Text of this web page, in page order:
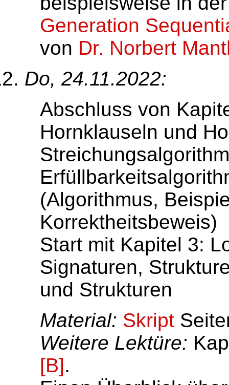
Generation
von Dr. Norbert
Do, 24.11.2022:
Abschluss von
Hornklauseln und
(Algorithmus,
Korrektheitsbeweis)
Start mit Kapitel 3:
Signaturen,
und Strukturen
Material: Skript
Weitere Lektüre:
[B].